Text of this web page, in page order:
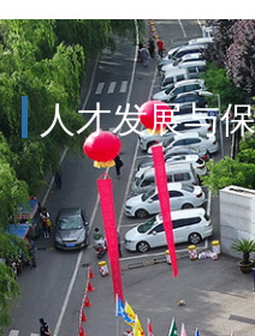
人才发展与